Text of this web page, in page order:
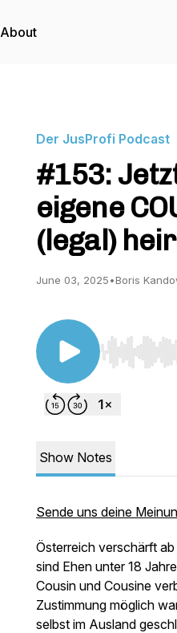
About
Der JusProfi Podcast
#153:
eigene
(legal)
June 03, 2025•Boris
Use Left/
Show Notes
Sende uns deine
Österreich verschärft
sind Ehen unter 18
Cousin und Cousine
Zustimmung möglich
selbst im Ausland